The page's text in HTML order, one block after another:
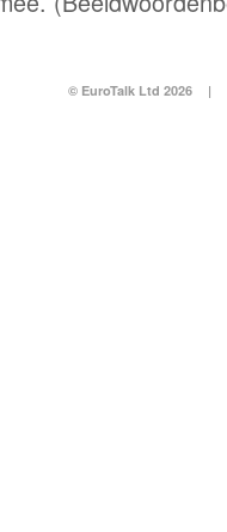
© EuroTalk Ltd 2026 |